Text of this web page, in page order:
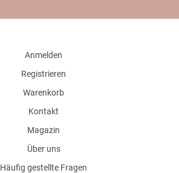
Anmelden
Registrieren
Warenkorb
Kontakt
Magazin
Über uns
Häufig gestellte Fragen